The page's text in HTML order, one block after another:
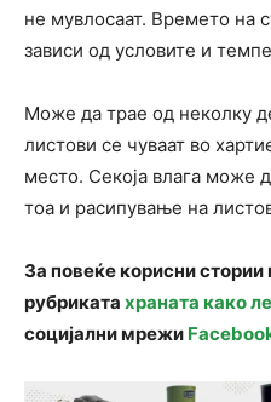
не мувлосаат. Времето на
зависи од условите и
Може да трае од неколку
листови се чуваат во
место. Секоја влага може
тоа и расипување на
За повеќе корисни стории
рубриката храната како
социјални мрежи